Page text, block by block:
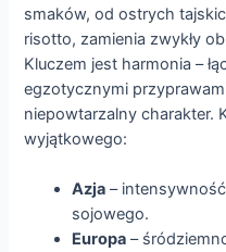
smaków, od ostrych
risotto, zamienia zwykły
Kluczem jest harmonia –
egzotycznymi
niepowtarzalny charakter.
wyjątkowego:
Azja –
sojowego.
Europa –